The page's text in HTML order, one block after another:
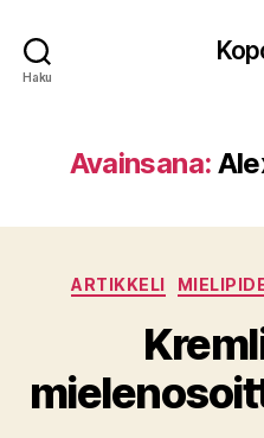
Haku
Avainsana:
ARTIKKELI